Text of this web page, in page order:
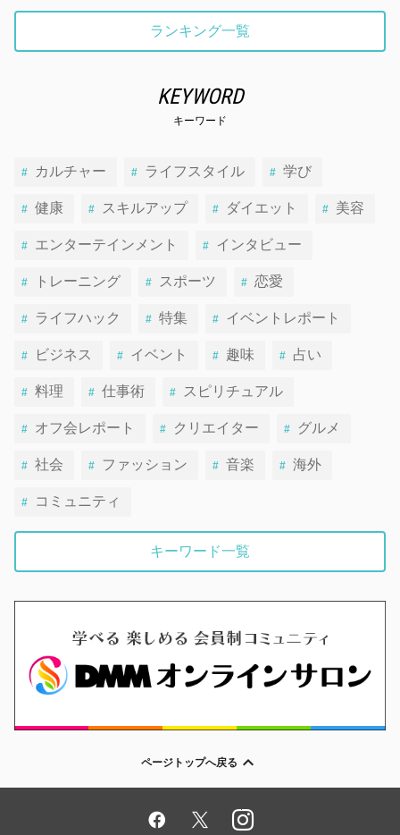
ランキング一覧
KEYWORD
キーワード
カルチャー ライフスタイル 学び
健康 スキルアップ ダイエット 美容
エンターテインメント インタビュー
トレーニング スポーツ 恋愛
ライフハック 特集 イベントレポート
ビジネス イベント 趣味 占い
料理 仕事術 スピリチュアル
オフ会レポート クリエイター グルメ
社会 ファッション 音楽 海外
コミュニティ
キーワード一覧
ページトップへ戻る